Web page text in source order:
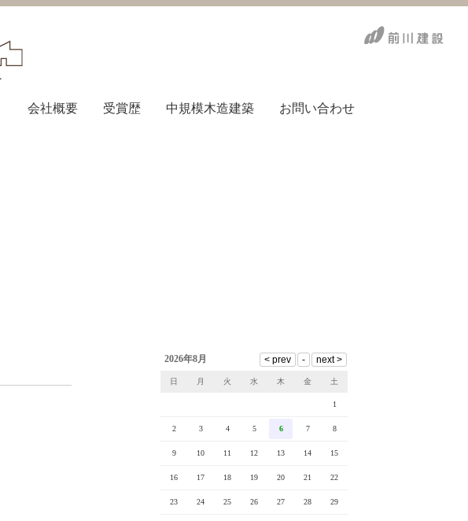
会社概要 受賞歴 中規模木造建築 お問い合わせ
2026年8月
日 月 火 水 木 金 土
1
2 3 4 5 6 7 8
9 10 11 12 13 14 15
16 17 18 19 20 21 22
23 24 25 26 27 28 29